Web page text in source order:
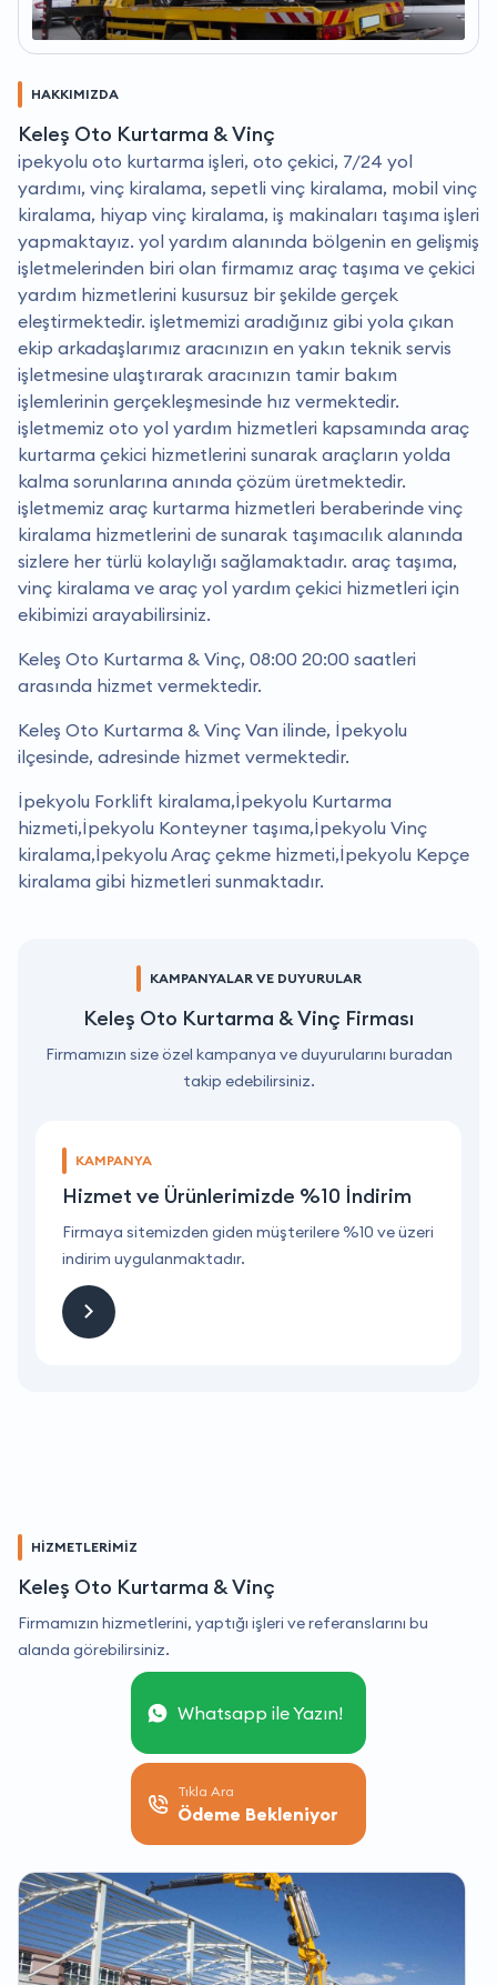
HAKKIMIZDA
Keleş Oto Kurtarma & Vinç
i̇pekyolu oto kurtarma işleri, oto çekici, 7/24 yol
yardımı, vinç kiralama, sepetli vinç kiralama, mobil vinç
kiralama, hiyap vinç kiralama, iş makinaları taşıma işleri
yapmaktayız. yol yardım alanında bölgenin en gelişmiş
işletmelerinden biri olan firmamız araç taşıma ve çekici
yardım hizmetlerini kusursuz bir şekilde gerçek
eleştirmektedir. i̇şletmemizi aradığınız gibi yola çıkan
ekip arkadaşlarımız aracınızın en yakın teknik servis
işletmesine ulaştırarak aracınızın tamir bakım
işlemlerinin gerçekleşmesinde hız vermektedir.
i̇şletmemiz oto yol yardım hizmetleri kapsamında araç
kurtarma çekici hizmetlerini sunarak araçların yolda
kalma sorunlarına anında çözüm üretmektedir.
i̇şletmemiz araç kurtarma hizmetleri beraberinde vinç
kiralama hizmetlerini de sunarak taşımacılık alanında
sizlere her türlü kolaylığı sağlamaktadır. araç taşıma,
vinç kiralama ve araç yol yardım çekici hizmetleri için
ekibimizi arayabilirsiniz.
Keleş Oto Kurtarma & Vinç, 08:00 20:00 saatleri
arasında hizmet vermektedir.
Keleş Oto Kurtarma & Vinç Van ilinde, İpekyolu
ilçesinde, adresinde hizmet vermektedir.
İpekyolu Forklift kiralama,İpekyolu Kurtarma
hizmeti,İpekyolu Konteyner taşıma,İpekyolu Vinç
kiralama,İpekyolu Araç çekme hizmeti,İpekyolu Kepçe
kiralama gibi hizmetleri sunmaktadır.
KAMPANYALAR VE DUYURULAR
Keleş Oto Kurtarma & Vinç Firması
Firmamızın size özel kampanya ve duyurularını buradan
takip edebilirsiniz.
KAMPANYA
Hizmet ve Ürünlerimizde %10 İndirim
Firmaya sitemizden giden müşterilere %10 ve üzeri
indirim uygulanmaktadır.
HİZMETLERİMİZ
Keleş Oto Kurtarma & Vinç
Firmamızın hizmetlerini, yaptığı işleri ve referanslarını bu
alanda görebilirsiniz.
Whatsapp ile Yazın!
Tıkla Ara
Ödeme Bekleniyor